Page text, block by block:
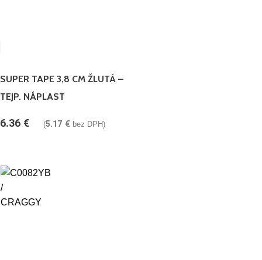
SUPER TAPE 3,8 CM ŽLUTÁ –
TEJP. NÁPLAST
6.36 € (5.17 € bez DPH)